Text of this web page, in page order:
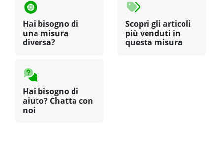
Hai bisogno di
una misura
diversa?
Scopri gli articoli
più venduti in
questa misura
Hai bisogno di
aiuto? Chatta con
noi